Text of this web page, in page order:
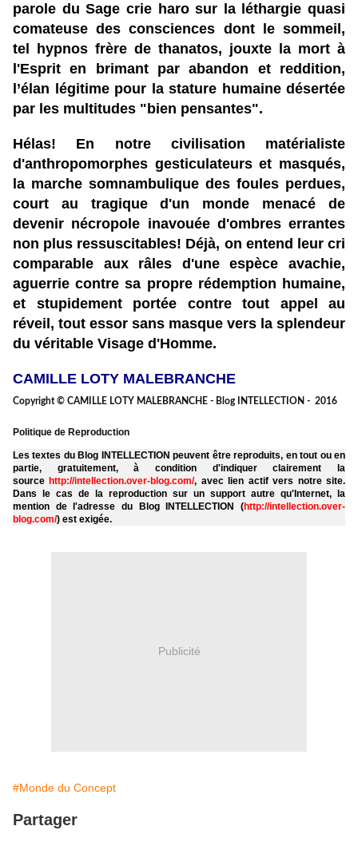
parole du Sage crie haro sur la léthargie quasi
comateuse des consciences dont le sommeil,
tel hypnos frère de thanatos, jouxte la mort à
l'Esprit en brimant par abandon et reddition,
l’élan légitime pour la stature humaine désertée
par les multitudes "bien pensantes".
Hélas! En notre civilisation matérialiste
d'anthropomorphes gesticulateurs et masqués,
la marche somnambulique des foules perdues,
court au tragique d'un monde menacé de
devenir nécropole inavouée d'ombres errantes
non plus ressuscitables! Déjà, on entend leur cri
comparable aux râles d'une espèce avachie,
aguerrie contre sa propre rédemption humaine,
et stupidement
portée contre tout appel au
réveil, tout essor sans masque vers la splendeur
du véritable Visage d'Homme.
CAMILLE LOTY MALEBRANCHE
Copyright © CAMILLE LOTY MALEBRANCHE - Blog INTELLECTION - 2016
Politique de Reproduction
Les textes du Blog INTELLECTION peuvent être reproduits, en tout ou en
partie, gratuitement, à condition d'indiquer clairement la
source http://intellection.over-blog.com/, avec lien actif vers notre site.
Dans le cas de la reproduction sur un support autre qu'Internet, la
mention de l'adresse du Blog INTELLECTION (http://intellection.over-
blog.com/) est exigée.
Publicité
#Monde du Concept
Partager